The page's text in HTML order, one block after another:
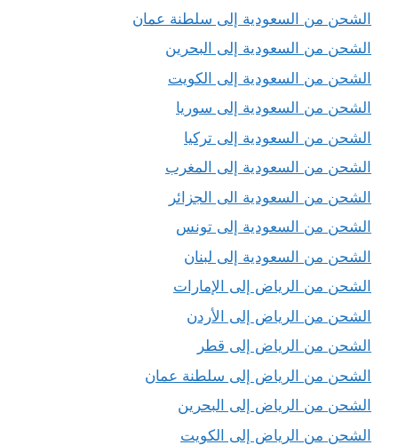
الشحن من السعودية إلى سلطنة عمان
الشحن من السعودية إلى البحرين
الشحن من السعودية إلى الكويت
الشحن من السعودية إلى سوريا
الشحن من السعودية إلى تركيا
الشحن من السعودية إلى المغرب
الشحن من السعودية الى الجزائر
الشحن من السعودية إلى تونس
الشحن من السعودية إلى لبنان
الشحن من الرياض إلى الإمارات
الشحن من الرياض إلى الأردن
الشحن من الرياض إلى قطر
الشحن من الرياض إلى سلطنة عمان
الشحن من الرياض إلى البحرين
الشحن من الرياض إلى الكويت